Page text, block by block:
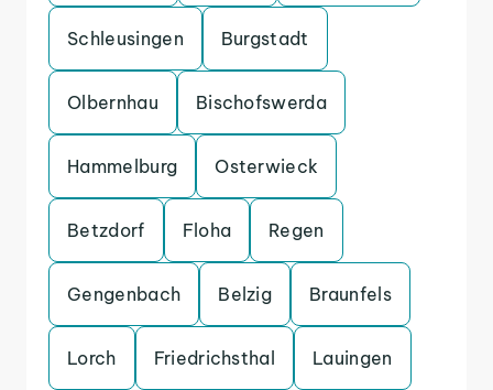
Schleusingen Burgstadt
Olbernhau Bischofswerda
Hammelburg Osterwieck
Betzdorf Floha Regen
Gengenbach Belzig Braunfels
Lorch Friedrichsthal Lauingen